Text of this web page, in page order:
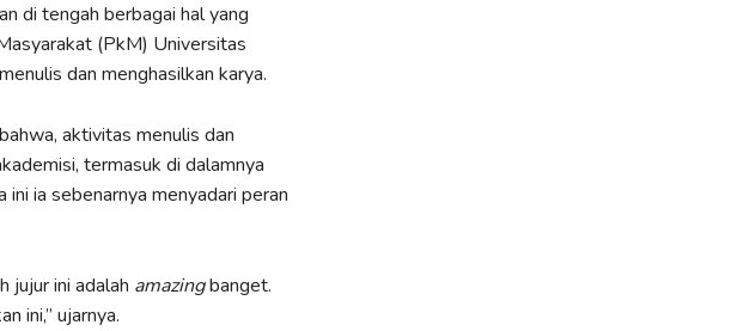
di tengah berbagai hal yang
(PkM) Universitas
dan menghasilkan karya.
aktivitas menulis dan
termasuk di dalamnya
ini ia sebenarnya menyadari peran
jujur ini adalah amazingbanget.
ini,” ujarnya.